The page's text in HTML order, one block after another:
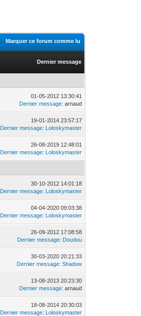
Marquer ce forum comme lu
Dernier message
01-05-2012 13:30:41
Dernier message: arnaud
19-01-2014 23:57:17
Dernier message: Loloskymaster
26-08-2019 12:48:01
Dernier message: Loloskymaster
30-10-2012 14:01:18
Dernier message: Loloskymaster
04-04-2020 09:03:38
Dernier message: Loloskymaster
26-09-2012 17:08:58
Dernier message: Doudou
30-03-2020 20:21:33
Dernier message:Shadow
13-08-2013 20:23:30
Dernier message: arnaud
18-08-2014 20:30:03
Dernier message: Loloskymaster